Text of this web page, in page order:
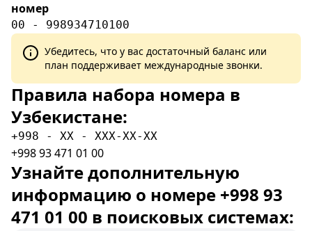
номер
00 - 998934710100
Убедитесь, что у вас достаточный баланс или
план поддерживает международные звонки.
Правила набора номера в
Узбекистане:
+998 - XX - XXX-XX-XX
+998 93 471 01 00
Узнайте дополнительную
информацию о номере +998 93
471 01 00 в поисковых системах: